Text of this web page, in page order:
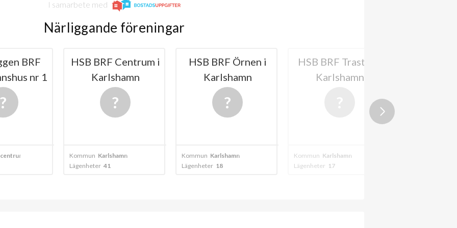
I samarbete med
Närliggande föreningar
Centrum i
HSB BRF Örnen i
Karlshamn
Kommun Karlshamn
Lägenheter 18
HSB BRF Trasten i
Karlshamn
Kommun Karlshamn
Lägenheter 17
HSB BRF
Trädgårdsmästaren
Kommun Karlshamn
Lägenheter 129